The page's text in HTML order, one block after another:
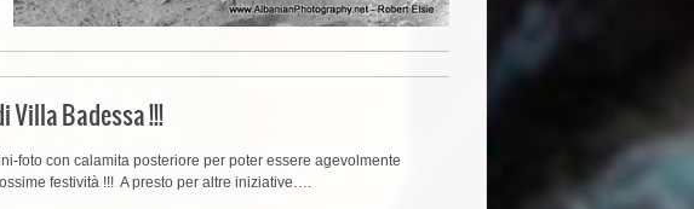
Villa Badessa !!!
foto con calamita posteriore per poter essere agevolmente
festività !!! A presto per altre iniziative….